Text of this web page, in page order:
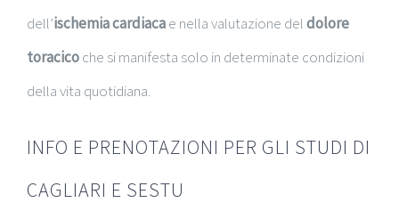
dell’ischemia cardiacae nella valutazione deldolore
toracicoche si manifesta solo in determinate condizioni
della vita quotidiana.
INFO E PRENOTAZIONI PER GLI STUDI DI
CAGLIARI E SESTU